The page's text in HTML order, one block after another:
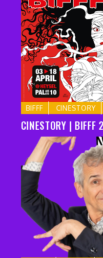
BIFFF CINESTORY
CINESTORY | BIFFF